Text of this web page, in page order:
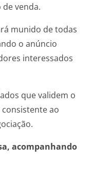
venda.
munido de todas
o anúncio
interessados
que validem o
ao
acompanhando